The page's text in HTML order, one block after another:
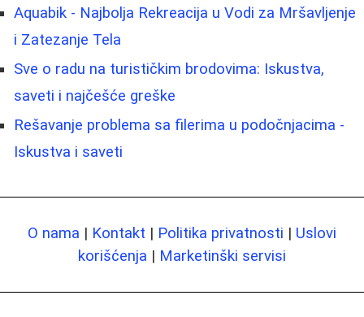
Aquabik - Najbolja Rekreacija u Vodi za Mršavljenje
i Zatezanje Tela
Sve o radu na turističkim brodovima: Iskustva,
saveti i najčešće greške
Rešavanje problema sa filerima u podočnjacima -
Iskustva i saveti
O nama | Kontakt | Politika privatnosti | Uslovi
korišćenja | Marketinški servisi